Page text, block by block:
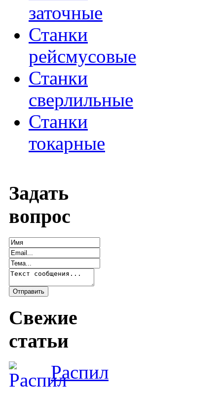
заточные
Станки
рейсмусовые
Станки
сверлильные
Станки
токарные
Задать
вопрос
Свежие
статьи
Распил